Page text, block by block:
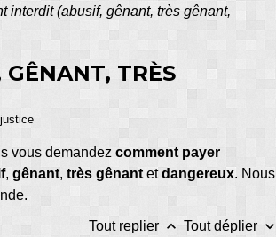
interdit (abusif, gênant, très gênant,
TRÈS
vous demandezcomment payer
,gênant,très gênant etdangereux. Nous
Tout replier keyboard_arrow_up Tout déplier keyboard_arrow_down